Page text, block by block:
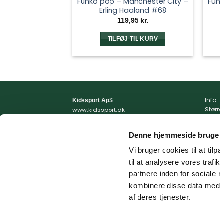
Denne hjemmeside
Vi bruger cookies til at
til at analysere vores
partnere inden for sociale
kombinere disse data
af deres tjenester.
Erling Haaland #68
119,95 kr.
TILFØJ TIL KURV
Kidssport ApS
www.kidssport.dk
Info
Min
Retur